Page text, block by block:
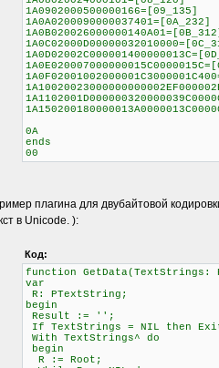
1A0902000500000166=[09_135]
1A0A0200090000037401=[0A_232]
0A
ends
00
плагина для двубайтовой
в Unicode. ):
Код:
function
var
R: PTextString;
begin
Result := '';
If TextStrings = NIL then
With TextStrings^ do
begin
R := Root;